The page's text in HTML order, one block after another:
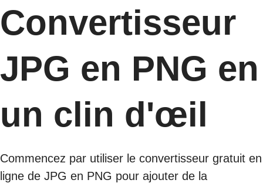
Convertisseur
JPG en PNG en
un clin d'œil
Commencez par utiliser le convertisseur gratuit en
ligne de JPG en PNG pour ajouter de la